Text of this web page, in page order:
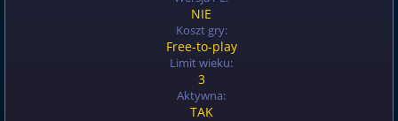
NIE
Koszt gry:
Free-to-play
Limit wieku:
3
Aktywna:
TAK